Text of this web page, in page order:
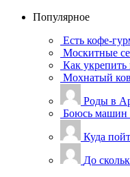
Популярное
Есть кофе-
Москитные
Как укрепить
Мохнатый
Роды в
Боюсь машин
Куда
До